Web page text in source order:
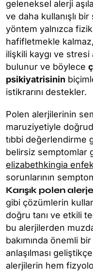
geleneksel alerji
ve daha kullanışlı
yöntem yalnızca
hafifletmekle
ilişkili kaygı ve stresi
bulunur ve böylece
psikiyatrisinin
istikrarını destekler.
Polen alerjilerinin
maruziyetiyle
tıbbi değerlendirme
belirsiz semptomlar
elizabethkingia
sorunlarının
Karışık polen
gibi çözümlerin
doğru tanı ve etkili
bu alerjilerden
bakımında önemli
anlaşılması
alerjilerin hem